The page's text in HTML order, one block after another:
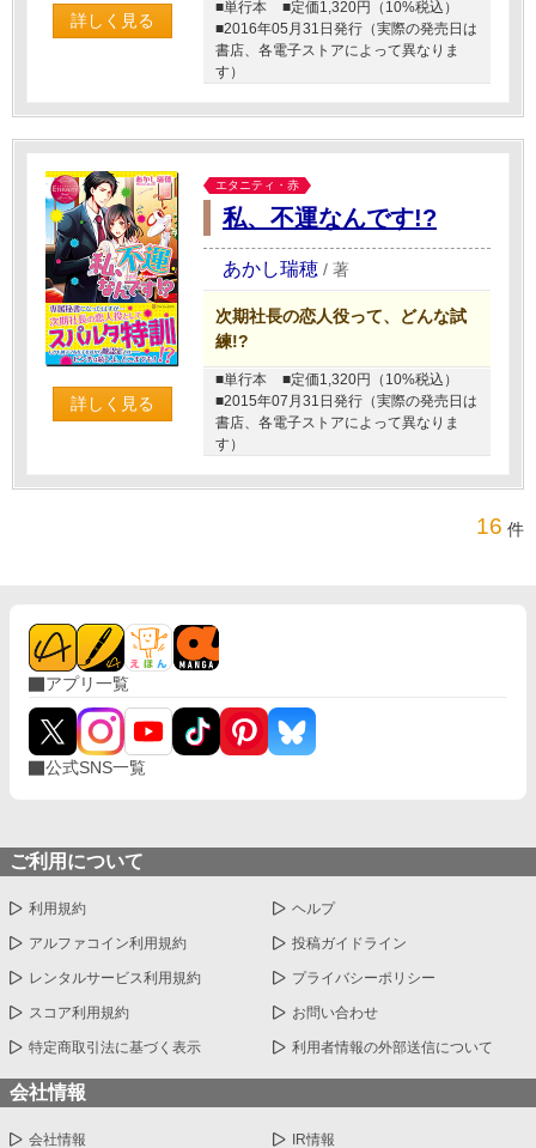
詳しく見る
■単行本
■定価1,320円（10%税込）
■2016年05月31日発行（実際の発売日は
書店、各電子ストアによって異なりま
す）
詳しく見る
エタニティ・赤
私、不運なんです!?
あかし瑞穂 / 著
次期社長の恋人役って、どんな試
練!?
■単行本
■定価1,320円（10%税込）
■2015年07月31日発行（実際の発売日は
書店、各電子ストアによって異なりま
す）
16 件
アプリ一覧
公式SNS一覧
ご利用について
利用規約 ヘルプ
アルファコイン利用規約 投稿ガイドライン
レンタルサービス利用規約 プライバシーポリシー
スコア利用規約 お問い合わせ
特定商取引法に基づく表示 利用者情報の外部送信について
会社情報
会社情報 IR情報